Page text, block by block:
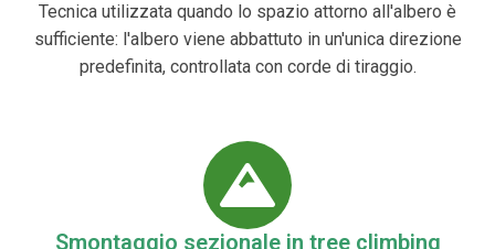
Tecnica utilizzata quando lo spazio attorno all'albero è
sufficiente: l'albero viene abbattuto in un'unica direzione
predefinita, controllata con corde di tiraggio.
Smontaggio sezionale in tree climbing